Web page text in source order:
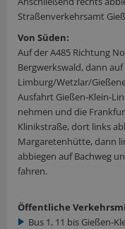
Straßenverkehrsamt
Von Süden:
Auf der A485 Richtung
Bergwerkswald, dann
Limburg/Wetzlar/
Ausfahrt Gießen-Klein-
nehmen und die
Klinikstraße, dort links
Margaretenhütte, dann
abbiegen auf Bachweg
fahren.
Öffentliche
Bus 1, 11 bis Gießen-